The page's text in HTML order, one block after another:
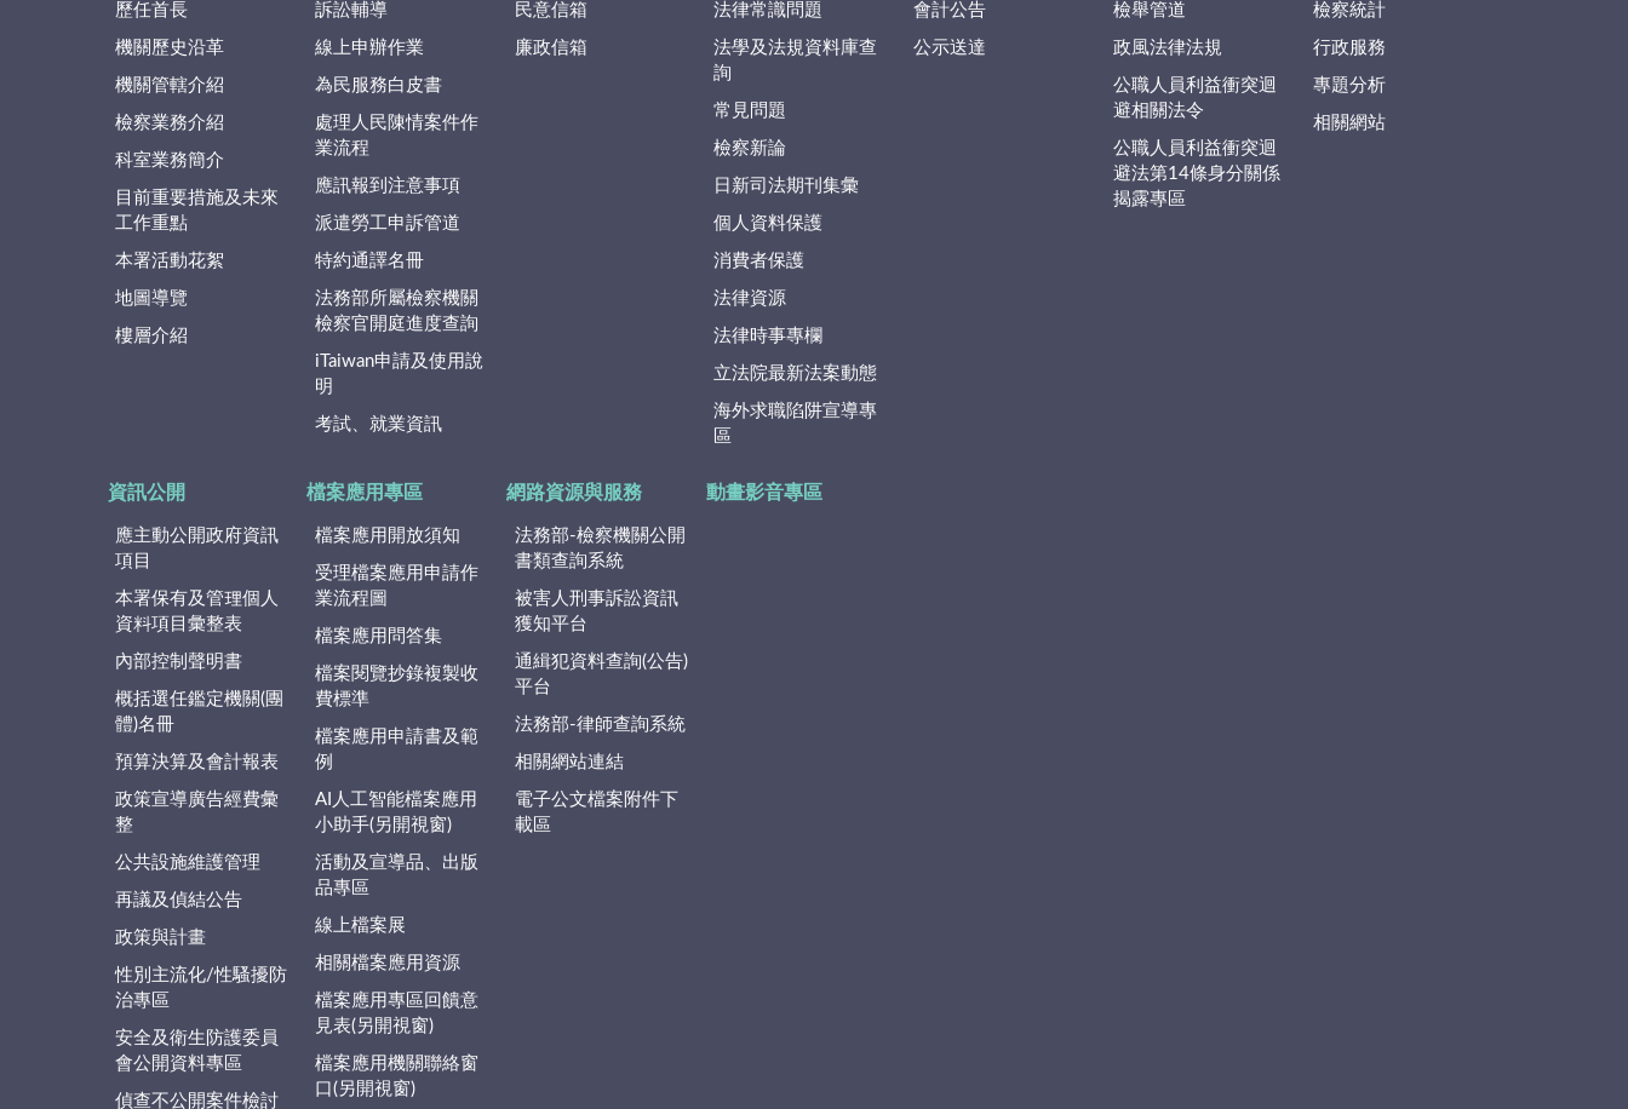
歷任首長
機關歷史沿革
機關管轄介紹
檢察業務介紹
科室業務簡介
目前重要措施及未來
工作重點
本署活動花絮
地圖導覽
樓層介紹
訴訟輔導
線上申辦作業
為民服務白皮書
處理人民陳情案件作
業流程
應訊報到注意事項
派遣勞工申訴管道
特約通譯名冊
法務部所屬檢察機關
檢察官開庭進度查詢
iTaiwan申請及使用說
明
考試、就業資訊
民意信箱
廉政信箱
法律常識問題
法學及法規資料庫查
詢
常見問題
檢察新論
日新司法期刊集彙
個人資料保護
消費者保護
法律資源
法律時事專欄
立法院最新法案動態
海外求職陷阱宣導專
區
會計公告
公示送達
檢舉管道
政風法律法規
公職人員利益衝突迴
避相關法令
公職人員利益衝突迴
避法第14條身分關係
揭露專區
檢察統計
行政服務
專題分析
相關網站
資訊公開
應主動公開政府資訊
項目
本署保有及管理個人
資料項目彙整表
內部控制聲明書
概括選任鑑定機關(團
體)名冊
預算決算及會計報表
政策宣導廣告經費彙
整
公共設施維護管理
再議及偵結公告
政策與計畫
性別主流化/性騷擾防
治專區
安全及衛生防護委員
會公開資料專區
偵查不公開案件檢討
檔案應用專區
檔案應用開放須知
受理檔案應用申請作
業流程圖
檔案應用問答集
檔案閱覽抄錄複製收
費標準
檔案應用申請書及範
例
AI人工智能檔案應用
小助手(另開視窗)
活動及宣導品、出版
品專區
線上檔案展
相關檔案應用資源
檔案應用專區回饋意
見表(另開視窗)
檔案應用機關聯絡窗
口(另開視窗)
網路資源與服務
法務部-檢察機關公開
書類查詢系統
被害人刑事訴訟資訊
獲知平台
通緝犯資料查詢(公告)
平台
法務部-律師查詢系統
相關網站連結
電子公文檔案附件下
載區
動畫影音專區